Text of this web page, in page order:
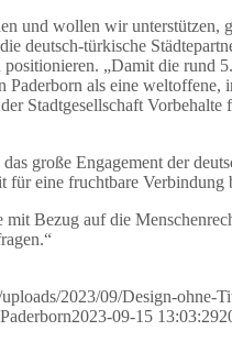
und wollen wir unterstützen,
deutsch-türkische
„Damit die rund
Paderborn als eine
Stadtgesellschaft
große Engagement der
für eine fruchtbare
Bezug auf die
2023/09/Design-ohne-
2023-09-15 13:03:29